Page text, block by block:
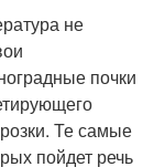
не
почки
Те самые
пойдет речь